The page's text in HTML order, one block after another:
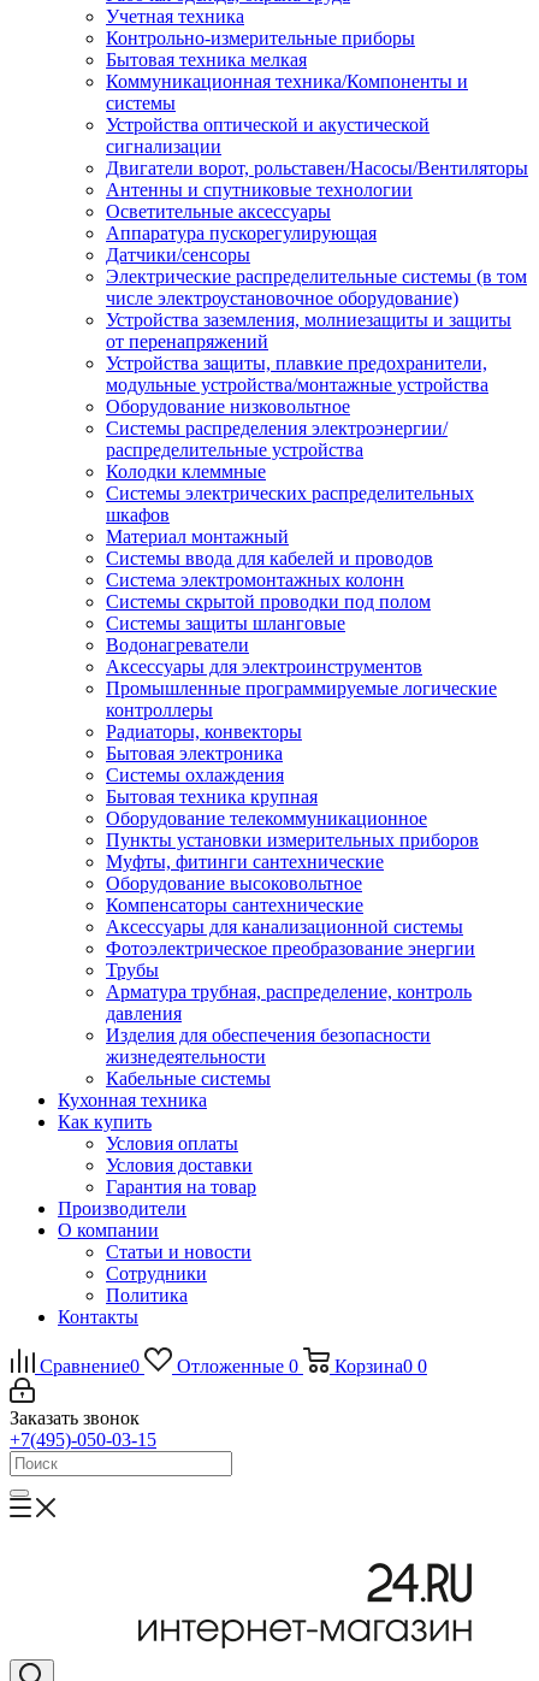
Учетная техника
Контрольно-измерительные приборы
Бытовая техника мелкая
Коммуникационная техника/Компоненты и
системы
Устройства оптической и акустической
сигнализации
Двигатели ворот, рольставен/Насосы/Вентиляторы
Антенны и спутниковые технологии
Осветительные аксессуары
Аппаратура пускорегулирующая
Датчики/сенсоры
Электрические распределительные системы (в том
числе электроустановочное оборудование)
Устройства заземления, молниезащиты и защиты
от перенапряжений
Устройства защиты, плавкие предохранители,
модульные устройства/монтажные устройства
Оборудование низковольтное
Системы распределения электроэнергии/
распределительные устройства
Колодки клеммные
Системы электрических распределительных
шкафов
Материал монтажный
Системы ввода для кабелей и проводов
Система электромонтажных колонн
Системы скрытой проводки под полом
Системы защиты шланговые
Водонагреватели
Аксессуары для электроинструментов
Промышленные программируемые логические
контроллеры
Радиаторы, конвекторы
Бытовая электроника
Системы охлаждения
Бытовая техника крупная
Оборудование телекоммуникационное
Пункты установки измерительных приборов
Муфты, фитинги сантехнические
Оборудование высоковольтное
Компенсаторы сантехнические
Аксессуары для канализационной системы
Фотоэлектрическое преобразование энергии
Трубы
Арматура трубная, распределение, контроль
давления
Изделия для обеспечения безопасности
жизнедеятельности
Кабельные системы
Кухонная техника
Как купить
Условия оплаты
Условия доставки
Гарантия на товар
Производители
О компании
Статьи и новости
Сотрудники
Политика
Контакты
Сравнение0 Отложенные 0 Корзина0 0
Заказать звонок
+7(495)-050-03-15